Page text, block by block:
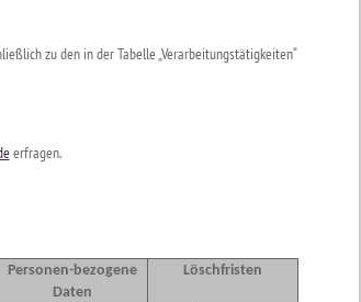
zu den in der Tabelle „Verarbeitungstätigkeiten“
erfragen.
Personen-bezogene
Daten
Löschfristen